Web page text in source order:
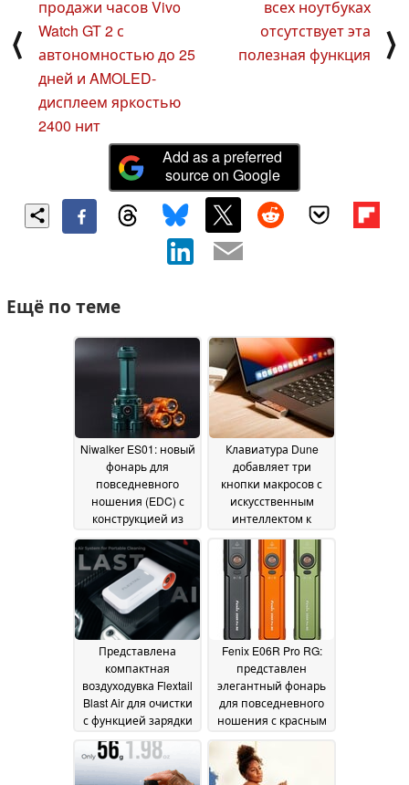
⟨
продажи часов Vivo
Watch GT 2 с
автономностью до 25
дней и AMOLED-
дисплеем яркостью
2400 нит
всех ноутбуках
отсутствует эта
полезная функция
⟩
Add as a preferred
source on Google
Ещё по теме
Niwalker ES01: новый
фонарь для
повседневного
ношения (EDC) с
конструкцией из
20 July
2026
Клавиатура Dune
добавляет три
кнопки макросов с
искусственным
интеллектом к
и MacBook Pro с
процессором Apple07
Представлена
компактная
воздуходувка Flextail
Blast Air для очистки
с функцией зарядки
June 2026
Fenix E06R Pro RG:
представлен
элегантный фонарь
для повседневного
ношения с красным
лазером